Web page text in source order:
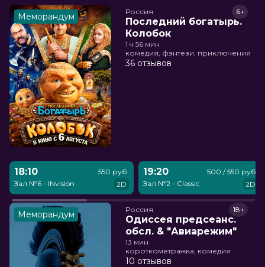
Меморандум Россия
Последний богатырь.
Колобок
6+
1 ч 56 мин
комедия, фэнтези, приключения
36 отзывов
18:10
Зал №6 - INvision
550 руб.
2D
19:20
Зал №2 - Classic
500 / 550 руб.
2D
Меморандум Россия
Одиссея предсеанс.
обсл. & "Авиарежим"
18+
13 мин
короткометражка, комедия
10 отзывов